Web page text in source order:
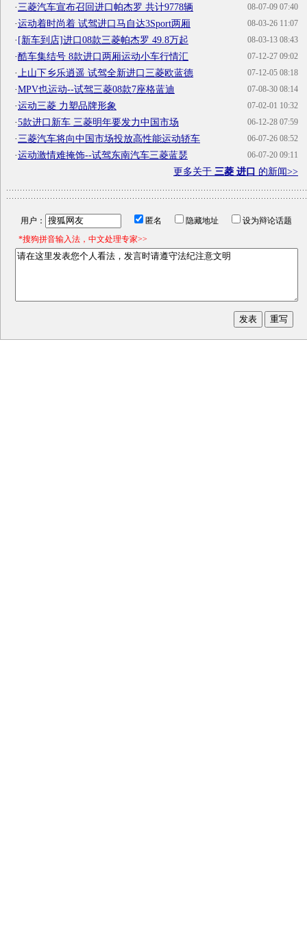
08-07-09 07:40
·三菱汽车宣布召回进口帕杰罗 共计9778辆
08-03-26 11:07
·运动着时尚着 试驾进口马自达3Sport两厢
08-03-13 08:43
·[新车到店]进口08款三菱帕杰罗 49.8万起
07-12-27 09:02
·酷车集结号 8款进口两厢运动小车行情汇
07-12-05 08:18
· 上山下乡乐逍遥 试驾全新进口三菱欧蓝德
07-08-30 08:14
·MPV也运动--试驾三菱08款7座格蓝迪
07-02-01 10:32
·运动三菱 力塑品牌形象
06-12-28 07:59
·5款进口新车 三菱明年要发力中国市场
06-07-26 08:52
·三菱汽车将向中国市场投放高性能运动轿车
06-07-20 09:11
·运动激情难掩饰--试驾东南汽车三菱蓝瑟
更多关于 三菱 进口 的新闻>>
用户： 匿名 隐藏地址
设为辩论话题
*搜狗拼音输入法，中文处理专家>>